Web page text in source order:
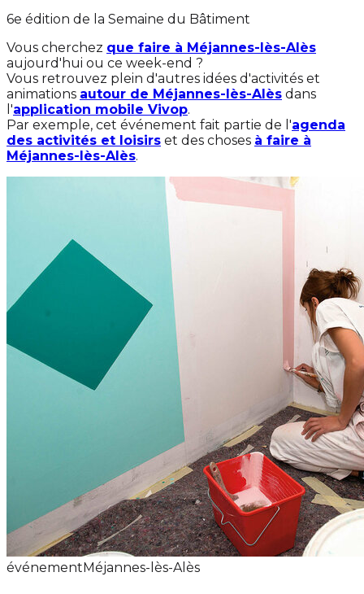
6e édition de la Semaine du Bâtiment
Vous cherchez que faire à Méjannes-lès-Alès
aujourd'hui ou ce week-end ?
Vous retrouvez plein d'autres idées d'activités et
animations autour de Méjannes-lès-Alès dans
l'application mobile Vivop.
Par exemple, cet événement fait partie de l'agenda
des activités et loisirs et des choses à faire à
Méjannes-lès-Alès.
événementMéjannes-lès-Alès